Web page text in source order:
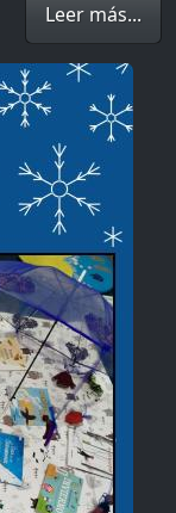
Leer más...